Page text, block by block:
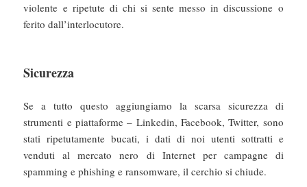
violente e ripetute di chi si sente messo in discussione o
ferito dall’interlocutore.
Sicurezza
Se a tutto questo aggiungiamo la scarsa sicurezza di
strumenti e piattaforme – Linkedin, Facebook, Twitter, sono
stati ripetutamente bucati, i dati di noi utenti sottratti e
venduti al mercato nero di Internet per campagne di
spamming e phishing e ransomware, il cerchio si chiude.